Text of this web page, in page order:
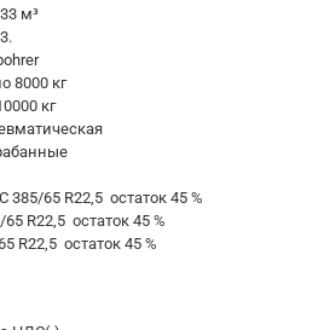
м³
8000 кг
кг
385/65 R22,5 остаток 45 %
R22,5 остаток 45 %
R22,5 остаток 45 %